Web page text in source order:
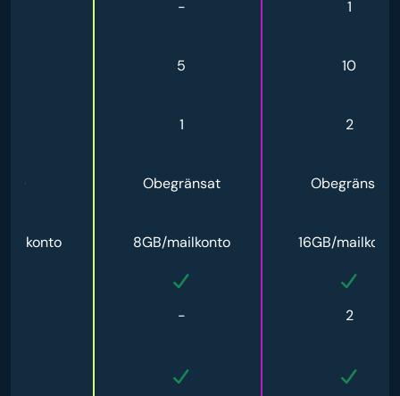
- 1
5 10
1 2
100 Obegränsat Obegränsat
8GB/mailkonto 16GB/mailkonto
- 2